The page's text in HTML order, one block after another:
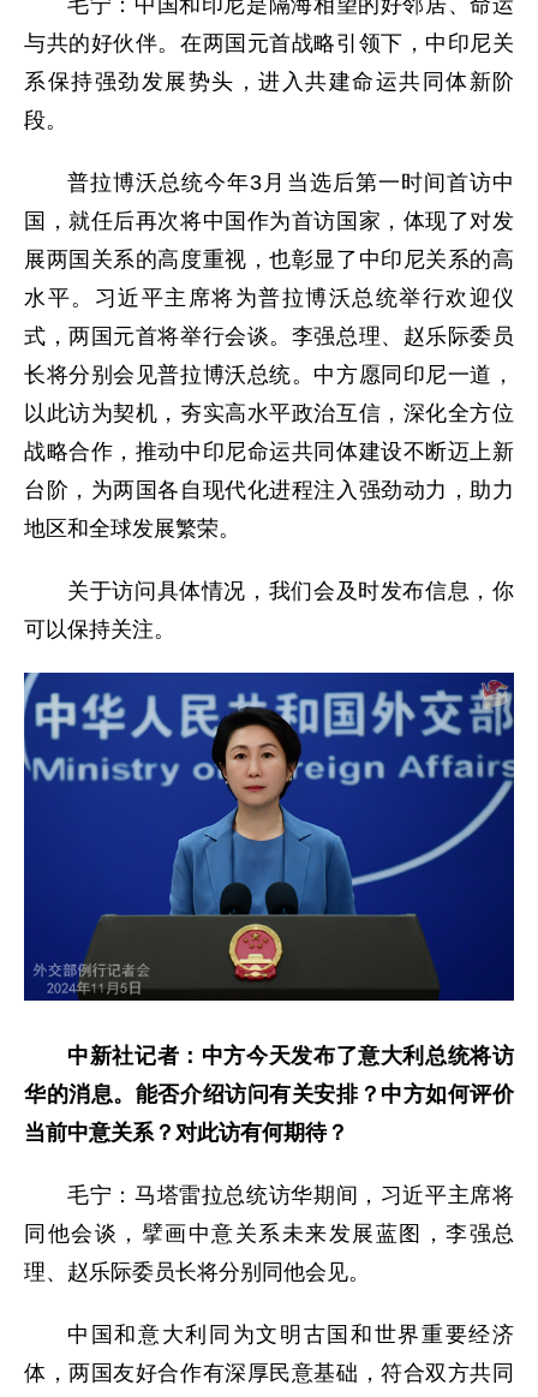
与共的好伙伴。在两国元首战略引领下，中印尼关
系保持强劲发展势头，进入共建命运共同体新阶
段。
普拉博沃总统今年3月当选后第一时间首访中
国，就任后再次将中国作为首访国家，体现了对发
展两国关系的高度重视，也彰显了中印尼关系的高
水平。习近平主席将为普拉博沃总统举行欢迎仪
式，两国元首将举行会谈。李强总理、赵乐际委员
长将分别会见普拉博沃总统。中方愿同印尼一道，
以此访为契机，夯实高水平政治互信，深化全方位
战略合作，推动中印尼命运共同体建设不断迈上新
台阶，为两国各自现代化进程注入强劲动力，助力
地区和全球发展繁荣。
关于访问具体情况，我们会及时发布信息，你
可以保持关注。
中新社记者：中方今天发布了意大利总统将访
华的消息。能否介绍访问有关安排？中方如何评价
当前中意关系？对此访有何期待？
毛宁：马塔雷拉总统访华期间，习近平主席将
同他会谈，擘画中意关系未来发展蓝图，李强总
理、赵乐际委员长将分别同他会见。
中国和意大利同为文明古国和世界重要经济
体，两国友好合作有深厚民意基础，符合双方共同